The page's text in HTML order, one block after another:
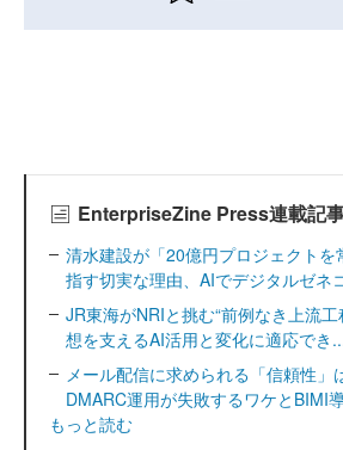
EnterpriseZine Press連載記
清水建設が「20億円プロジェクトを
指す切実な理由、AIでデジタルゼネ
JR東海がNRIと挑む“前例なき上流
想を支えるAI活用と変化に適応でき
メール配信に求められる「信頼性」
DMARC運用が失敗するワケとBIMI
もっと読む